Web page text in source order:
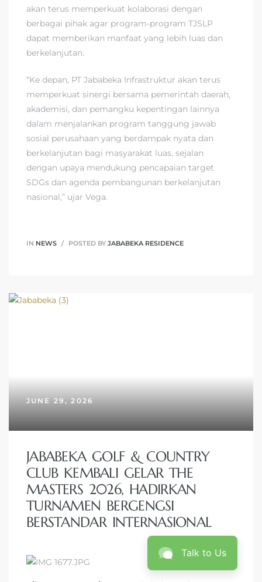
akan terus memperkuat kolaborasi dengan
berbagai pihak agar program-program TJSLP
dapat memberikan manfaat yang lebih luas dan
berkelanjutan.
“Ke depan, PT Jababeka Infrastruktur akan terus
memperkuat sinergi bersama pemerintah daerah,
akademisi, dan pemangku kepentingan lainnya
dalam menjalankan program tanggung jawab
sosial perusahaan yang berdampak nyata dan
berkelanjutan bagi masyarakat luas, sejalan
dengan upaya mendukung pencapaian target
SDGs dan agenda pembangunan berkelanjutan
nasional,” ujar Vega.
IN NEWS POSTED BY JABABEKA RESIDENCE
JUNE 29, 2026
JABABEKA GOLF & COUNTRY
CLUB KEMBALI GELAR THE
MASTERS 2026, HADIRKAN
TURNAMEN BERGENGSI
BERSTANDAR INTERNASIONAL
Talk to Us